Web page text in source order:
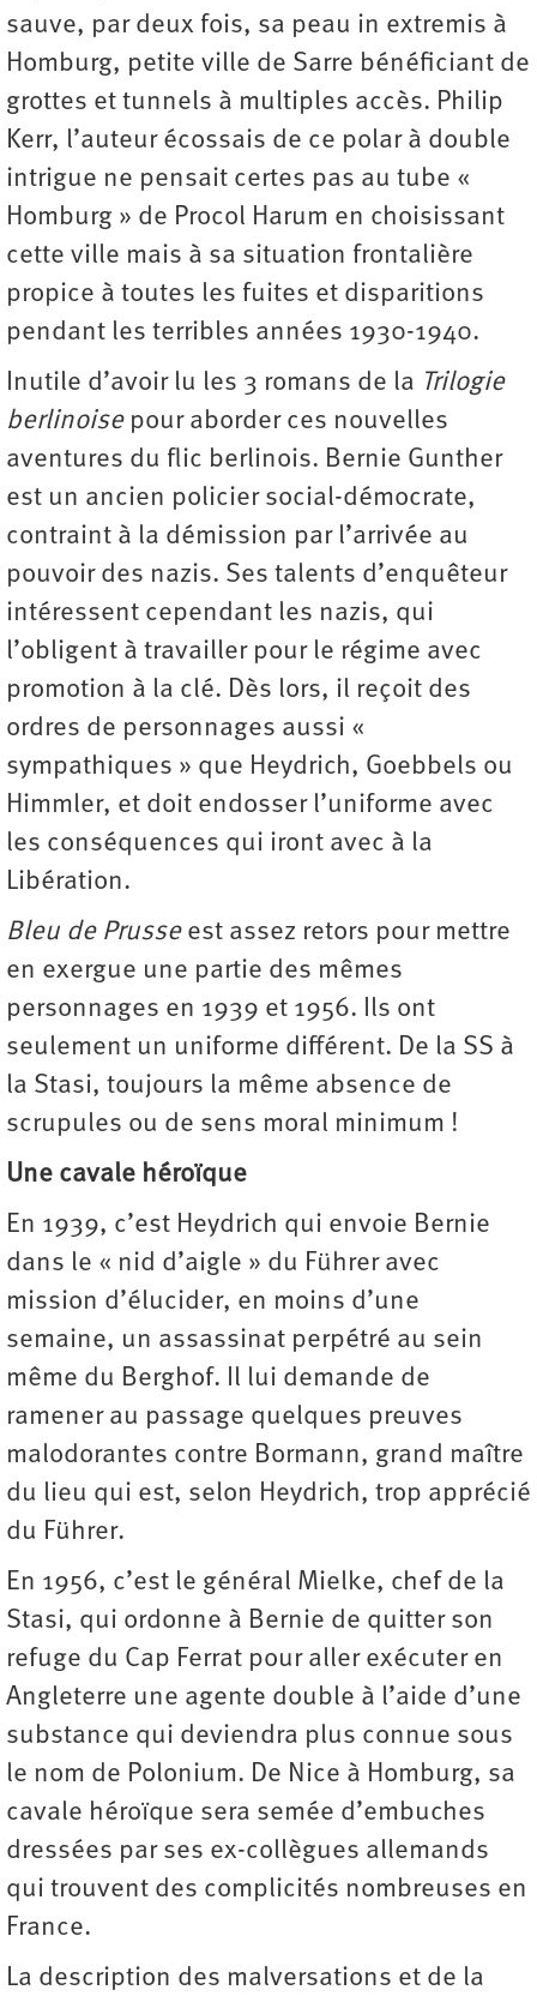
sauve, par deux fois, sa peau in extremis à
Homburg, petite ville de Sarre bénéficiant de
grottes et tunnels à multiples accès. Philip
Kerr, l’auteur écossais de ce polar à double
intrigue ne pensait certes pas au tube «
Homburg » de Procol Harum en choisissant
cette ville mais à sa situation frontalière
propice à toutes les fuites et disparitions
pendant les terribles années 1930-1940.
Inutile d’avoir lu les 3 romans de la Trilogie
berlinoisepour aborder ces nouvelles
aventures du flic berlinois. Bernie Gunther
est un ancien policier social-démocrate,
contraint à la démission par l’arrivée au
pouvoir des nazis. Ses talents d’enquêteur
intéressent cependant les nazis, qui
l’obligent à travailler pour le régime avec
promotion à la clé. Dès lors, il reçoit des
ordres de personnages aussi «
sympathiques » que Heydrich, Goebbels ou
Himmler, et doit endosser l’uniforme avec
les conséquences qui iront avec à la
Libération.
Bleu de Prusseest assez retors pour mettre
en exergue une partie des mêmes
personnages en 1939 et 1956. Ils ont
seulement un uniforme différent. De la SS à
la Stasi, toujours la même absence de
scrupules ou de sens moral minimum !
Une cavale héroïque
En 1939, c’est Heydrich qui envoie Bernie
dans le « nid d’aigle » du Führer avec
mission d’élucider, en moins d’une
semaine, un assassinat perpétré au sein
même du Berghof. Il lui demande de
ramener au passage quelques preuves
malodorantes contre Bormann, grand maître
du lieu qui est, selon Heydrich, trop apprécié
du Führer.
En 1956, c’est le général Mielke, chef de la
Stasi, qui ordonne à Bernie de quitter son
refuge du Cap Ferrat pour aller exécuter en
Angleterre une agente double à l’aide d’une
substance qui deviendra plus connue sous
le nom de Polonium. De Nice à Homburg, sa
cavale héroïque sera semée d’embuches
dressées par ses ex-collègues allemands
qui trouvent des complicités nombreuses en
France.
La description des malversations et de la